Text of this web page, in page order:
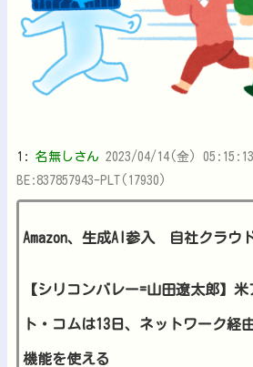
1: 名無しさん 2023/04/14(金)
BE:837857943-PLT(17930)
Amazon、生成AI参入 自社クラウ
【シリコンバレー=山田遼太郎】
ト・コムは13日、ネットワーク経
機能を使える